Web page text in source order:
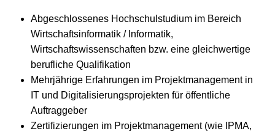
Abgeschlossenes Hochschulstudium im Bereich
Wirtschaftsinformatik / Informatik,
Wirtschaftswissenschaften bzw. eine gleichwertige
berufliche Qualifikation
Mehrjährige Erfahrungen im Projektmanagement in
IT und Digitalisierungsprojekten für öffentliche
Auftraggeber
Zertifizierungen im Projektmanagement (wie IPMA,